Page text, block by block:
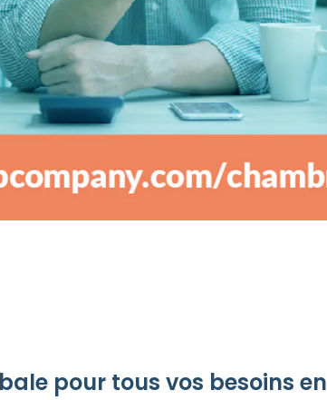
pour tous vos besoins en